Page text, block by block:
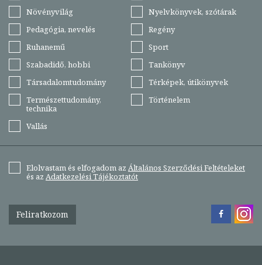
Növényvilág
Nyelvkönyvek, szótárak
Pedagógia, nevelés
Regény
Ruhanemű
Sport
Szabadidő, hobbi
Tankönyv
Társadalomtudomány
Térképek, útikönyvek
Természettudomány,
technika
Történelem
Vallás
Elolvastam és elfogadom az Általános Szerződési Feltételeket
és az Adatkezelési Tájékoztatót
Feliratkozom